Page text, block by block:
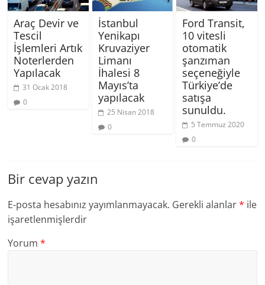
Araç Devir ve
Tescil
İşlemleri Artık
Noterlerden
Yapılacak
31 Ocak 2018
0
İstanbul
Yenikapı
Kruvaziyer
Limanı
İhalesi 8
Mayıs’ta
yapılacak
25 Nisan 2018
0
Ford Transit,
10 vitesli
otomatik
şanzıman
seçeneğiyle
Türkiye’de
satışa
sunuldu.
5 Temmuz 2020
0
Bir cevap yazın
E-posta hesabınız yayımlanmayacak. Gerekli alanlar* ile
işaretlenmişlerdir
Yorum*